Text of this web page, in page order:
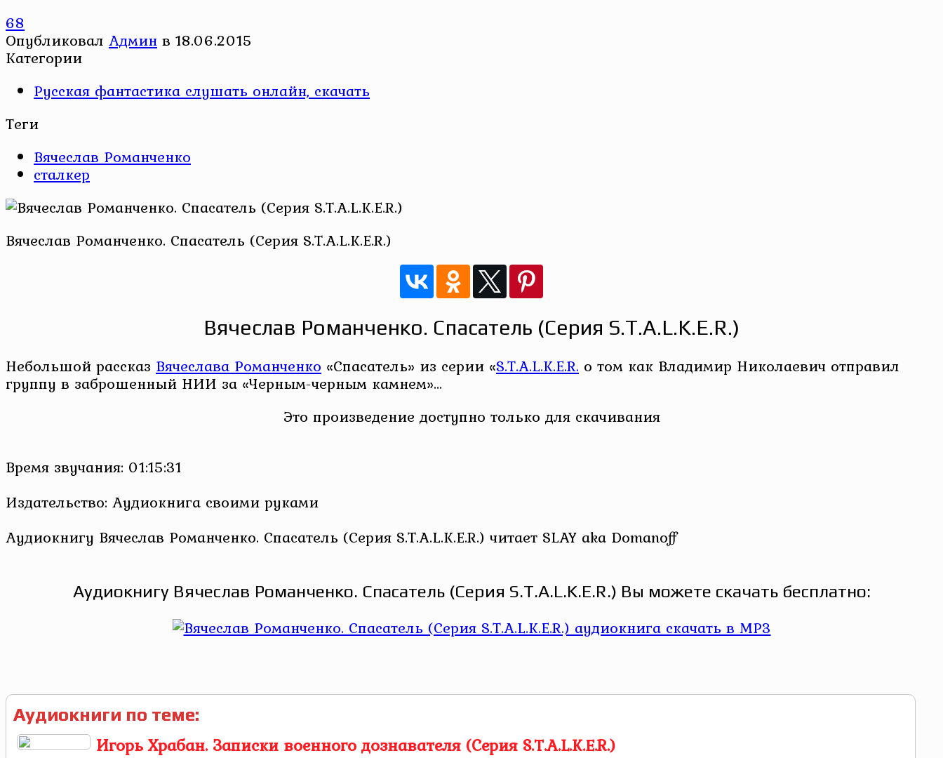
68
Опубликовал Админ в 18.06.2015
Категории
Русская фантастика слушать онлайн, скачать
Теги
Вячеслав Романченко
сталкер
Вячеслав Романченко. Спасатель (Серия S.T.A.L.K.E.R.)
Вячеслав Романченко. Спасатель (Серия S.T.A.L.K.E.R.)
Небольшой рассказ Вячеслава Романченко «Спасатель» из серии «S.T.A.L.K.E.R. о том как Владимир Николаевич отправил
группу в заброшенный НИИ за «Черным-черным камнем»…
Это произведение доступно только для скачивания
Время звучания: 01:15:31
Издательство: Аудиокнига своими руками
Аудиокнигу Вячеслав Романченко. Спасатель (Серия S.T.A.L.K.E.R.) читает SLAY aka Domanoff
Аудиокнигу Вячеслав Романченко. Спасатель (Серия S.T.A.L.K.E.R.) Вы можете скачать бесплатно:
Аудиокниги по теме:
Игорь Храбан. Записки военного дознавателя (Серия S.T.A.L.K.E.R.)